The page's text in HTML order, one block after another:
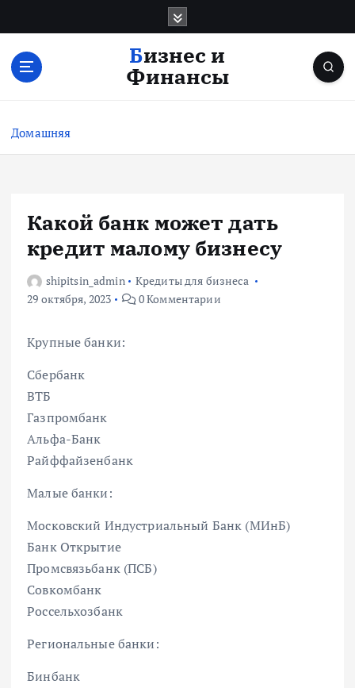
с
Бизнес и
Финансы
Домашняя
Какой банк может дать
кредит малому бизнесу
shipitsin_admin
Кредиты для бизнеса
29 октября, 2023
0 Комментарии
Крупные банки:
Сбербанк
ВТБ
Газпромбанк
Альфа-Банк
Райффайзенбанк
Малые банки:
Московский Индустриальный Банк (МИнБ)
Банк Открытие
Промсвязьбанк (ПСБ)
Совкомбанк
Россельхозбанк
Региональные банки:
Бинбанк